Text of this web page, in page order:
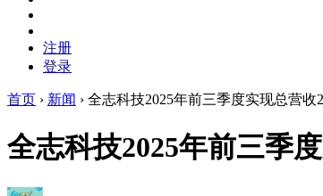
注册
登录
首页 › 新闻 › 全志科技2025年前三季度实现总营收
全志科技2025年前三季